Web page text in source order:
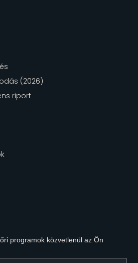
(2026)
riport
programok közvetlenül az Ön